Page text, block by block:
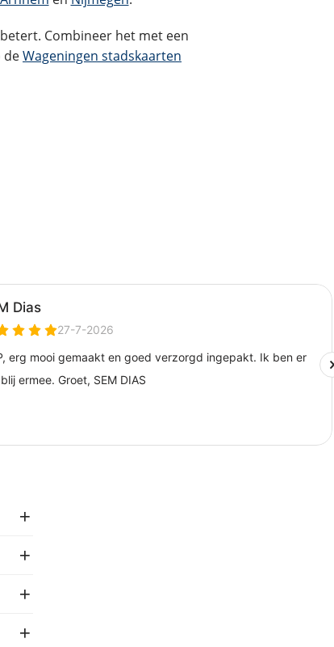
Combineer het met een
deWageningen stadskaarten